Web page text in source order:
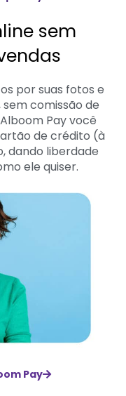
sem
por suas fotos e
comissão de
Pay você
de crédito (à
dando liberdade
ele quiser.
Pay